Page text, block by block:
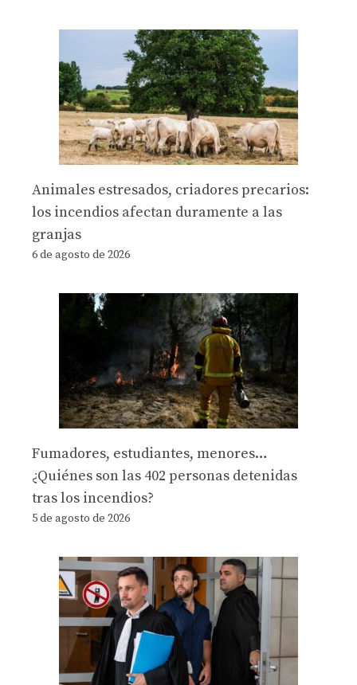
Animales estresados, criadores precarios:
los incendios afectan duramente a las
granjas
6 de agosto de 2026
Fumadores, estudiantes, menores…
¿Quiénes son las 402 personas detenidas
tras los incendios?
5 de agosto de 2026